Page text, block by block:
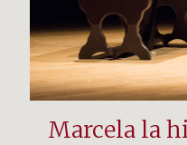
Marcela la